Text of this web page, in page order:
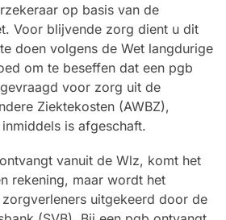
op basis van de
Voor blijvende zorg dient u dit
doen volgens de Wet langdurige
om te beseffen dat een pgb
voor zorg uit de
Ziektekosten (AWBZ),
is afgeschaft.
vanuit de Wlz, komt het
rekening, maar wordt het
uitgekeerd door de